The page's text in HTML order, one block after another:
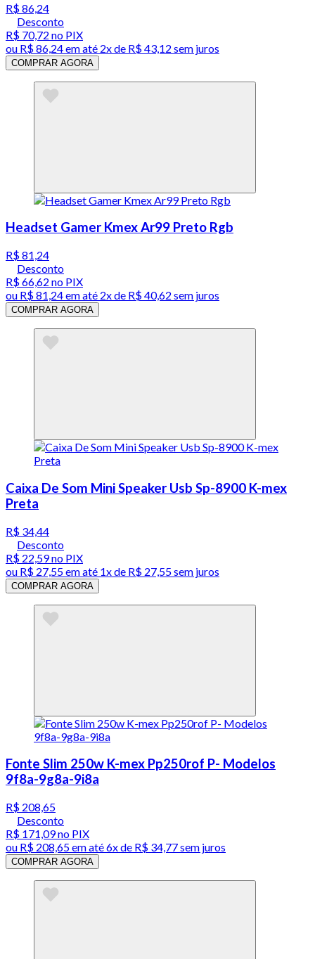
R$ 86,24
Desconto
R$ 70,72 no PIX
ou R$ 86,24em até 2x de R$ 43,12 sem juros
COMPRAR AGORA
Headset Gamer Kmex Ar99 Preto Rgb
R$ 81,24
Desconto
R$ 66,62 no PIX
ou R$ 81,24em até 2x de R$ 40,62 sem juros
COMPRAR AGORA
Caixa De Som Mini Speaker Usb Sp-8900 K-mex
Preta
R$ 34,44
Desconto
R$ 22,59no PIX
ou R$ 27,55em até 1x de R$ 27,55sem juros
COMPRAR AGORA
Fonte Slim 250w K-mex Pp250rof P- Modelos
9f8a-9g8a-9i8a
R$ 208,65
Desconto
R$ 171,09no PIX
ou R$ 208,65em até6x de R$ 34,77 sem juros
COMPRAR AGORA